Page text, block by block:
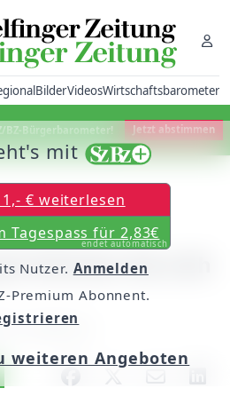
BilderVideosWirtschaftsbarometer
BZ-Bürgerbarometer! Jetzt abstimmen
SZ/BZ
kennen Sie sich
13:45 Uhr
mit
€ weiterlesen
Tagespass für 2,83€
endet automatisch
Nutzer. Anmelden
Premium Abonnent.
weiteren Angeboten